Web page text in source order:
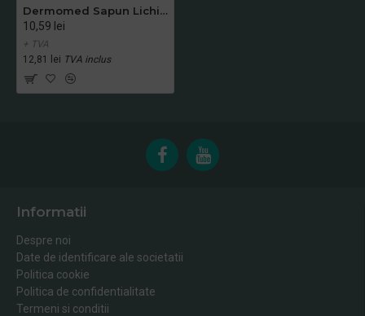
Dermomed Sapun Lichid Crema Aloe e Melograno cu Pompita 1000 ml
10,59 lei
+ TVA
12,81 lei TVA inclus
Informatii
Despre noi
Date de identificare ale societatii
Politica cookie
Politica de confidentialitate
Termeni si conditii